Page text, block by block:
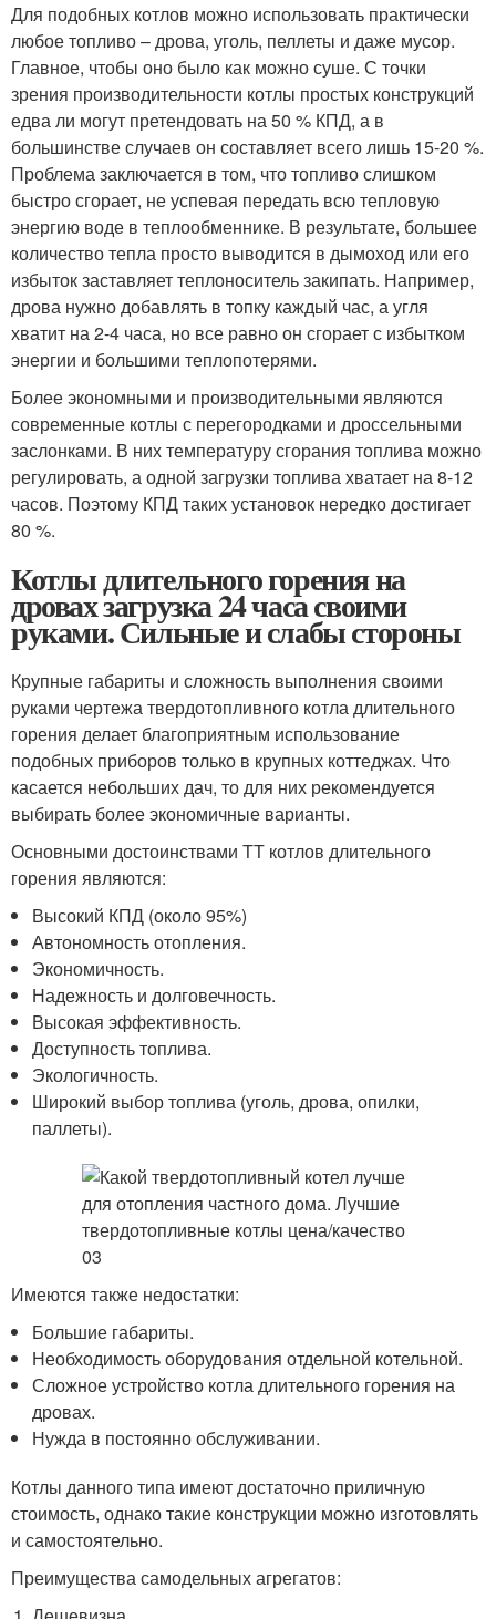
Для подобных котлов можно использовать практически
любое топливо – дрова, уголь, пеллеты и даже мусор.
Главное, чтобы оно было как можно суше. С точки
зрения производительности котлы простых конструкций
едва ли могут претендовать на 50 % КПД, а в
большинстве случаев он составляет всего лишь 15-20 %.
Проблема заключается в том, что топливо слишком
быстро сгорает, не успевая передать всю тепловую
энергию воде в теплообменнике. В результате, большее
количество тепла просто выводится в дымоход или его
избыток заставляет теплоноситель закипать. Например,
дрова нужно добавлять в топку каждый час, а угля
хватит на 2-4 часа, но все равно он сгорает с избытком
энергии и большими теплопотерями.
Более экономными и производительными являются
современные котлы с перегородками и дроссельными
заслонками. В них температуру сгорания топлива можно
регулировать, а одной загрузки топлива хватает на 8-12
часов. Поэтому КПД таких установок нередко достигает
80 %.
Котлы длительного горения на
дровах загрузка 24 часа своими
руками. Сильные и слабы стороны
Крупные габариты и сложность выполнения своими
руками чертежа твердотопливного котла длительного
горения делает благоприятным использование
подобных приборов только в крупных коттеджах. Что
касается небольших дач, то для них рекомендуется
выбирать более экономичные варианты.
Основными достоинствами ТТ котлов длительного
горения являются:
Высокий КПД (около 95%)
Автономность отопления.
Экономичность.
Надежность и долговечность.
Высокая эффективность.
Доступность топлива.
Экологичность.
Широкий выбор топлива (уголь, дрова, опилки,
паллеты).
Имеются также недостатки:
Большие габариты.
Необходимость оборудования отдельной котельной.
Сложное устройство котла длительного горения на
дровах.
Нужда в постоянно обслуживании.
Котлы данного типа имеют достаточно приличную
стоимость, однако такие конструкции можно изготовлять
и самостоятельно.
Преимущества самодельных агрегатов: